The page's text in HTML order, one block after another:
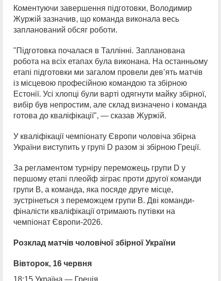
Коментуючи завершення підготовки, Володимир
Журжій зазначив, що команда виконала весь
запланований обсяг роботи.
"Підготовка почалася в Таллінні. Запланована
робота на всіх етапах була виконана. На останньому
етапі підготовки ми загалом провели дев’ять матчів
із місцевою професійною командою та збірною
Естонії. Усі хлопці були варті одягнути майку збірної,
вибір був непростим, але склад визначено і команда
готова до кваліфікації", — сказав Журжій.
У кваліфікації чемпіонату Європи чоловіча збірна
України виступить у групі D разом зі збірною Греції.
За регламентом турніру переможець групи D у
першому етапі плеойф зіграє проти другої команди
групи В, а команда, яка посяде друге місце,
зустрінеться з переможцем групи В. Дві команди-
фіналісти кваліфікації отримають путівки на
чемпіонат Європи-2026.
Розклад матчів чоловічої збірної України
Вівторок, 16 червня
18:15 Україна — Греція